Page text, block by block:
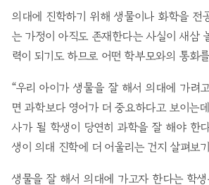
의대에 진학하기 위해 생물이나 화학을
는 가정이 아직도 존재한다는 사실이 새삼
력이 되기도 하므로 어떤 학부모와의 통화
“우리 아이가 생물을 잘 해서 의대에 가려
면 과학보다 영어가 더 중요하다고 보이는
사가 될 학생이 당연히 과학을 잘 해야 한
생이 의대 진학에 더 어울리는 건지 살펴보
생물을 잘 해서 의대에 가고자 한다는 학